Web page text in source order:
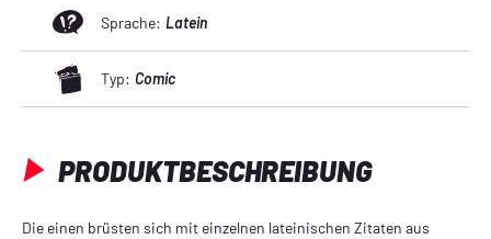
PRODUKTBESCHREIBUNG
Die einen brüsten sich mit einzelnen lateinischen Zitaten aus
Sprache: Latein
Typ: Comic